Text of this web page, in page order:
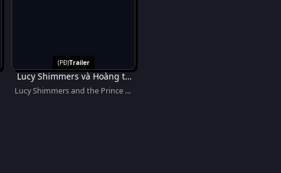
Trailer
Lucy Shimmers và Hoàng tử
Hòa bình
Lucy Shimmers and the Prince of